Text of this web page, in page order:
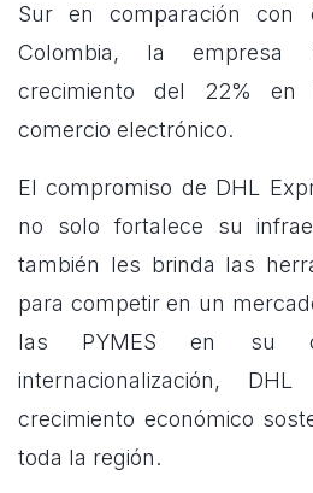
Sur en comparación con
Colombia, la empresa
crecimiento del 22% en
comercio electrónico.
El compromiso de DHL
no solo fortalece su
también les brinda las
para competir en un
las PYMES en su
internacionalización,
crecimiento económico
toda la región.